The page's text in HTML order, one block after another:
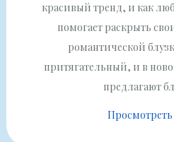
красивый тренд, и как
помогает раскрыть
романтической
притягательный, и в
предлагают
Просмотреть